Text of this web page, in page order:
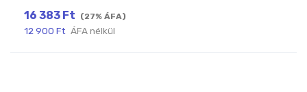
16 383 Ft (27% ÁFA)
12 900 Ft ÁFA nélkül